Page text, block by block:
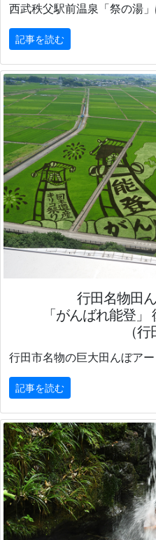
記事を読む
行田名物田
「がんばれ能登
（行
記事を読む